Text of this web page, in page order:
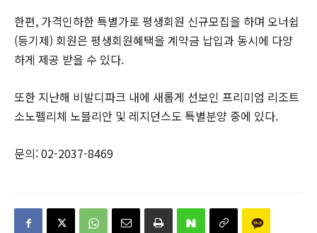
한편, 가격인하한 특별가로 평생회원 신규모집을 하며 오너쉽
(등기제) 회원은 평생회원혜택을 계약금 납입과 동시에 다양
하게 제공 받을 수 있다.
또한 지난해 비발디파크 내에 새롭게 선보인 프리미엄 리조트
소노펠리체 노블리안 및 레지던스도 특별분양 중에 있다.
문의: 02-2037-8469